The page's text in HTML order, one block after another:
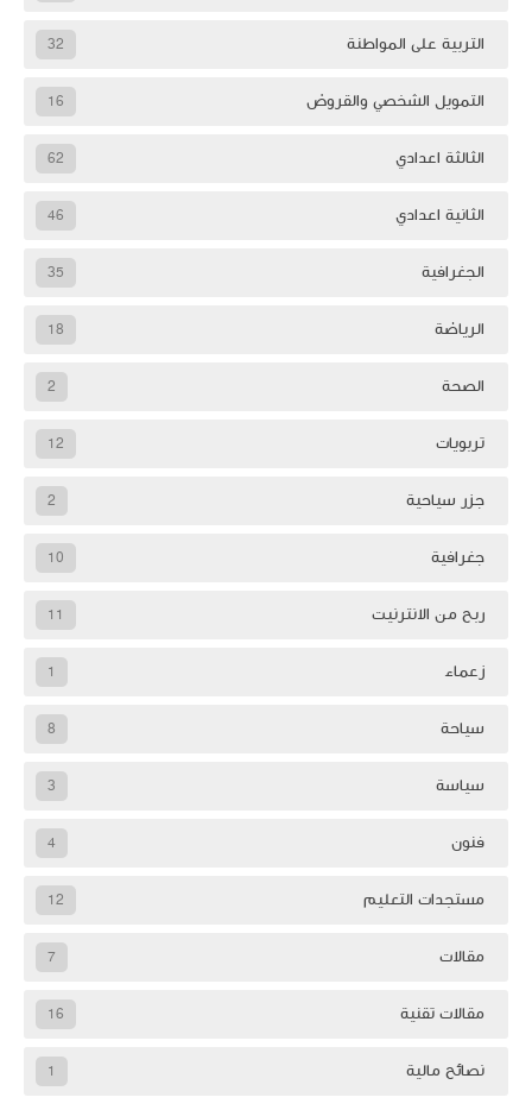
التربية على المواطنة 32
التمويل الشخصي والقروض 16
الثالثة اعدادي 62
الثانية اعدادي 46
الجغرافية 35
الرياضة 18
الصحة 2
تربويات 12
جزر سياحية 2
جغرافية 10
ربح من الانترنيت 11
زعماء 1
سياحة 8
سياسة 3
فنون 4
مستجدات التعليم 12
مقالات 7
مقالات تقنية 16
نصائح مالية 1